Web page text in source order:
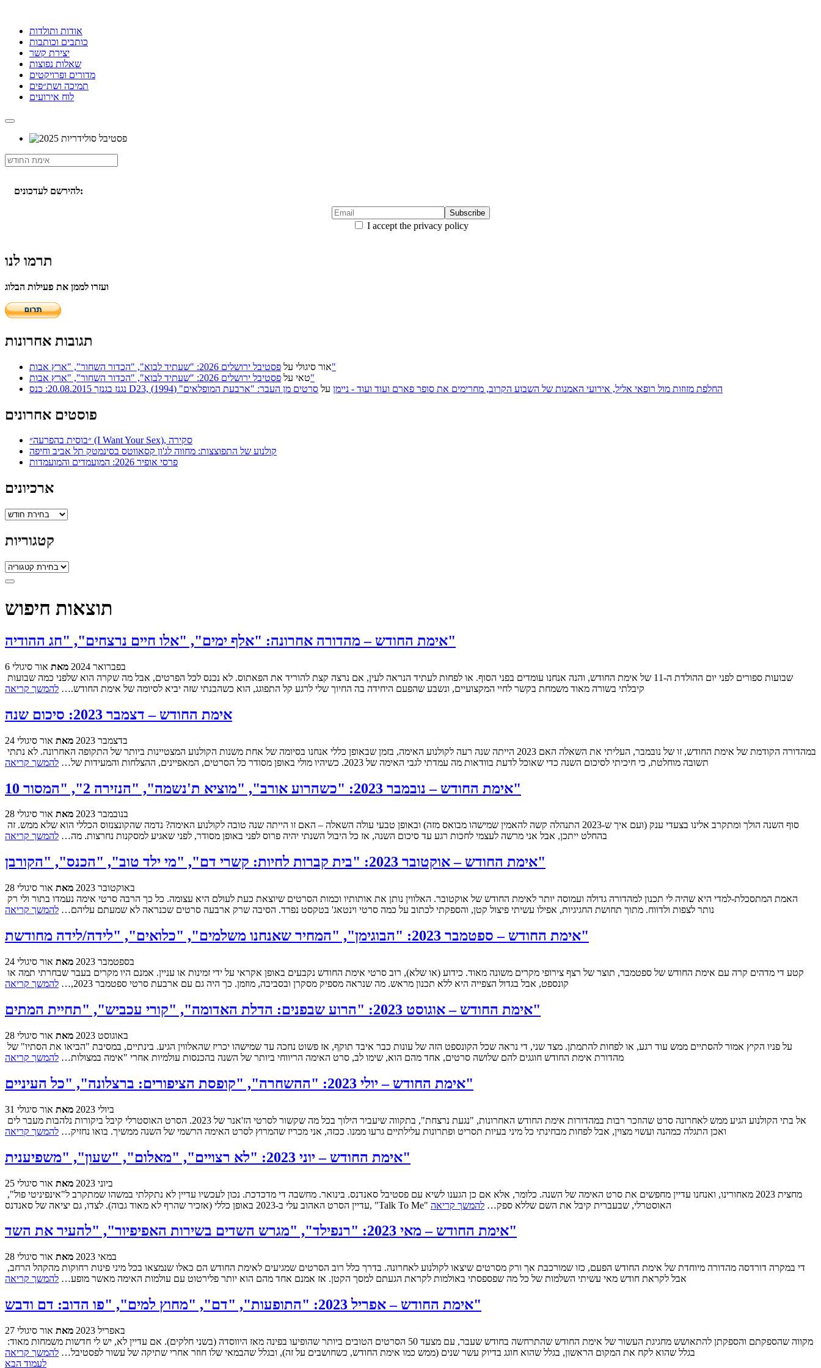
אודות ותולדות
כותבים וכותבות
יצירת קשר
שאלות נפוצות
מדורים ופרויקטים
תמיכה ושת״פים
לוח אירועים
להירשם לעדכונים:
I accept the privacy policy
תרמו לנו
ועזרו לממן את פעילות הבלוג
תגובות אחרונות
אור סיגולי על
פסטיבל ירושלים 2026: "שעתיד לבוא", "הכדור השחור", "ארץ אבות"
טאי על
פסטיבל ירושלים 2026: "שעתיד לבוא", "הכדור השחור", "ארץ אבות"
נגנז בגנזך 20.08.2015: כנס D23, החלפת מזוזות מול רופאי אליל, אירועי האמנות של השבוע הקרוב, מחרימים את סופר פארם ועוד ועוד - ניימן על סרטים מן העבר: "ארבעת המופלאים" (1994)
פוסטים אחרונים
״בוסית בהפרעה״ (I Want Your Sex), סקירה
קולנוע של התפוצצות: מחווה לג'ון קסאווטס בסינמטק תל אביב וחיפה
פרסי אופיר 2026: המועמדים והמועמדות
ארכיונים
ארכיונים
קטגוריות
קטגוריות
תוצאות חיפוש
אימת החודש – מהדורה אחרונה: "אלף ימים", "אלו חיים נרצחים", "חג ההודיה"
6 בפברואר 2024 מאת אור סיגולי
קיבלתי בשורה מאוד משמחת בקשר לחיי המקצועיים, ונשבע שהפעם היחידה בה החיוך שלי לרגע קל התפוגג, הוא כשהבנתי שזה יביא לסיומה של אימת החודש.… להמשך קריאה
אימת החודש – דצמבר 2023: סיכום שנה
24 בדצמבר 2023 מאת אור סיגולי
תשובה מוחלטת, כי חיכיתי לסיכום השנה כדי שאוכל לדעת בוודאות מה עמדתי לגבי האימה של 2023. כשיהיו מולי באופן מסודר כל הסרטים, המאפיינים, ההצלחות והמעידות של…
להמשך קריאה
אימת החודש – נובמבר 2023: "כשהרוע אורב", "מוציא ת'נשמה", "הנזירה 2", "המסור 10"
28 בנובמבר 2023 מאת אור סיגולי
בהחלט ייתכן, אבל אני מרשה לעצמי לחכות רגע עד סיכום השנה, אז כל היבול השנתי יהיה פרוס לפני באופן מסודר, לפני שאגיע למסקנות נחרצות. מה… להמשך קריאה
אימת החודש – אוקטובר 2023: "בית קברות לחיות: קשרי דם", "מי ילד טוב", "הכנס", "הקורבן"
28 באוקטובר 2023 מאת אור סיגולי
נותר לצפות ולדווח. מתוך תחושת החגיגיות, אפילו עשיתי פיצול קטן, והספקתי לכתוב על כמה סרטי וינטאג' בטקסט נפרד. הסיבה שרק ארבעה סרטים שכנראה לא שמעתם עליהם… להמשך קריאה
אימת החודש – ספטמבר 2023: "הבוגימן", "המחיר שאנחנו משלמים", "כלואים", "לידה/לידה מחודשת"
24 בספטמבר 2023 מאת אור סיגולי
קונספט, אבל בגדול הצפייה היא ללא תכנון מראש. מה שנראה מספיק מסקרן ובסביבה, מוזמן. כך היה גם עם ארבעת סרטי ספטמבר 2023,…
להמשך קריאה
אימת החודש – אוגוסט 2023: "הרוע שבפנים: הדלת האדומה", "קורי עכביש", "תחיית המתים"
28 באוגוסט 2023 מאת אור סיגולי
מהדורת אימת החודש חוגגים להם שלושה סרטים, אחד מהם הוא, שימו לב, סרט האימה הריווחי ביותר של השנה בהכנסות עולמיות אחרי "אימה במצולות… להמשך קריאה
אימת החודש – יולי 2023: "ההשחרה", "קופסת הציפורים: ברצלונה", "כל העיניים"
31 ביולי 2023 מאת אור סיגולי
ואכן התגלה כמהנה ועשוי מצוין, אבל לפחות מבחינתי כל מיני בעיות תסריט ופתרונות עלילתיים גרעו ממנו. ככזה, אני מכריז שהמרוץ לסרט האימה הרשמי של השנה ממשיך. בואו נחזיק… להמשך קריאה
אימת החודש – יוני 2023: "לא רצויים", "מאלום", "שעון", "משפיענית"
25 ביוני 2023 מאת אור סיגולי
עדיין הסרט האהוב עלי ב-2023 באופן כללי (אזכיר שהרף לא מאוד גבוה). לצדו, גם יציאה של סאנדנס, "Talk To Me" האוסטרלי, שבעברית קיבל את השם שללא ספק… להמשך קריאה
אימת החודש – מאי 2023: "רנפילד", "מגרש השדים בשירות האפיפיור", "להעיר את השד"
28 במאי 2023 מאת אור סיגולי
אבל לקראת חודש מאי עשיתי השלמות של כל מה שפספסתי באולמות לקראת הגעתם למסך הקטן. אז אמנם אחד מהם הוא יותר פלירטוט עם עולמות האימה מאשר מופע… להמשך קריאה
אימת החודש – אפריל 2023: "התופעות", "דם", "מחוץ למים", "פו הדוב: דם ודבש"
27 באפריל 2023 מאת אור סיגולי
בגלל שהוא לקח את המקום הראשון, בגלל שהוא חוגג בדיוק עשר שנים (ממש כמו אימת החודש, כשחושבים על זה), ובגלל שהבמאי שלו חוזר אחרי שתיקה של עשור לפסטיבל… להמשך קריאה
לעמוד הבא